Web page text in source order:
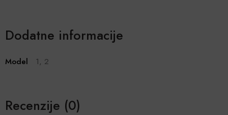
Dodatne informacije
Model 1, 2
Recenzije (0)